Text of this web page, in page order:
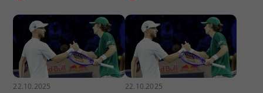
22.10.2025 22.10.2025